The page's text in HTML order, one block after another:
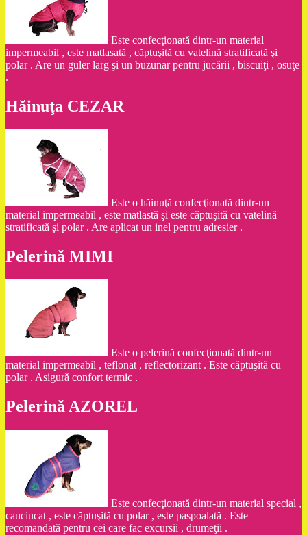
Este confecţionată dintr-un material
impermeabil , este matlasată , căptuşită cu vatelină stratificată şi
polar . Are un guler larg şi un buzunar pentru jucării , biscuiţi , osuţe
.
Hăinuţa CEZAR
Este o hăinuţă confecţionată dintr-un
material impermeabil , este matlastă şi este căptuşită cu vatelină
stratificată şi polar . Are aplicat un inel pentru adresier .
Pelerină MIMI
Este o pelerină confecţionată dintr-un
material impermeabil , teflonat , reflectorizant . Este căptuşită cu
polar . Asigură confort termic .
Pelerină AZOREL
Este confecţionată dintr-un material special ,
cauciucat , este căptuşită cu polar , este paspoalată . Este
recomandată pentru cei care fac excursii , drumeţii .